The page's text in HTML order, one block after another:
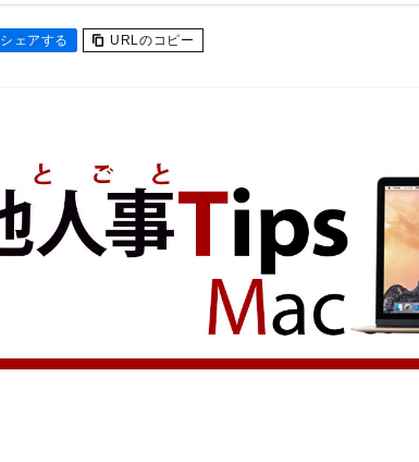
シェアする URLのコピー